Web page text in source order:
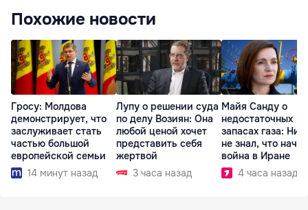
Похожие новости
Гросу: Молдова
демонстрирует, что
заслуживает стать
частью большой
европейской семьи
14 минут назад
Лупу о решении суда
по делу Возиян: Она
любой ценой хочет
представить себя
жертвой
3 часа назад
Майя Санду о
недостаточных
запасах газа:
не знал, что
война в Иране
4 часа назад